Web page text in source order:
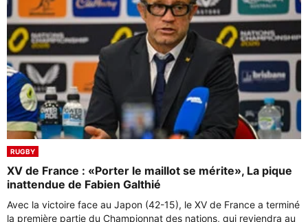
RUGBY
XV de France : «Porter le maillot se mérite», La pique
inattendue de Fabien Galthié
Avec la victoire face au Japon (42-15), le XV de France a terminé
la première partie du Championnat des nations, qui reviendra au